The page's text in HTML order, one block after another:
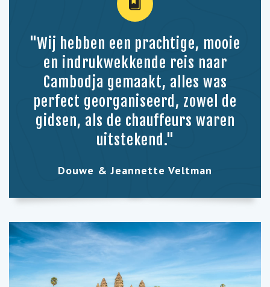
"Wij hebben een prachtige, mooie
en indrukwekkende reis naar
Cambodja gemaakt, alles was
perfect georganiseerd, zowel de
gidsen, als de chauffeurs waren
uitstekend."
Douwe & Jeannette Veltman